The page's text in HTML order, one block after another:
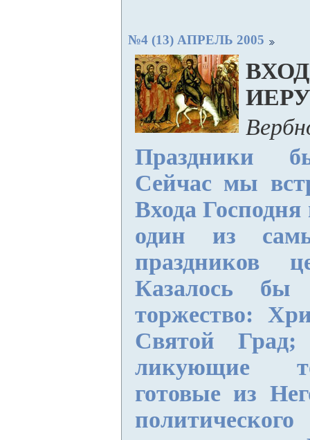
№4 (13) АПРЕЛЬ 2005
Праздники
Сейчас мы
Входа
один из
праздников
Казалось
торжество:
Святой Град;
ликующие
готовые из